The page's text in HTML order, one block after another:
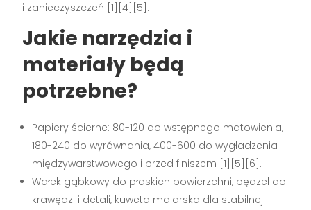
i zanieczyszczeń [1][4][5].
Jakie narzędzia i
materiały będą
potrzebne?
Papiery ścierne: 80-120 do wstępnego matowienia,
180-240 do wyrównania, 400-600 do wygładzenia
międzywarstwowego i przed finiszem [1][5][6].
Wałek gąbkowy do płaskich powierzchni, pędzel do
krawędzi i detali, kuweta malarska dla stabilnej